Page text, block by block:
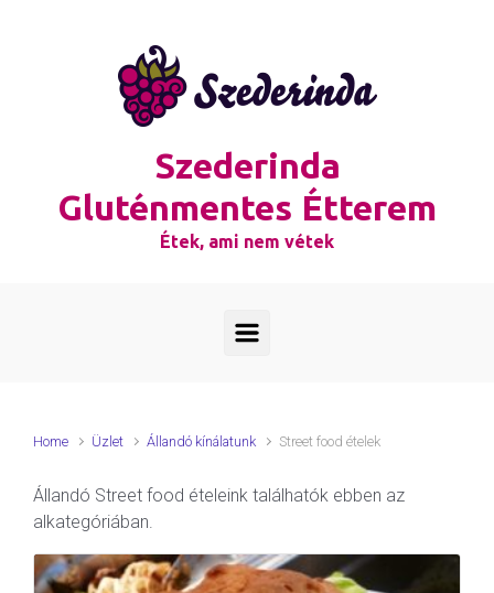
Szederinda
Gluténmentes Étterem
Étek, ami nem vétek
Home Üzlet Állandó kínálatunk Street food ételek
Állandó Street food ételeink találhatók ebben az
alkategóriában.